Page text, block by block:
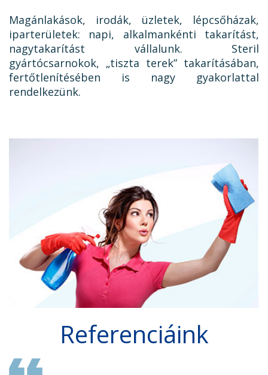
Magánlakások, irodák, üzletek, lépcsőházak,
iparterületek: napi, alkalmankénti takarítást,
nagytakarítást vállalunk. Steril
gyártócsarnokok, „tiszta terek” takarításában,
fertőtlenítésében is nagy gyakorlattal
rendelkezünk.
Referenciáink